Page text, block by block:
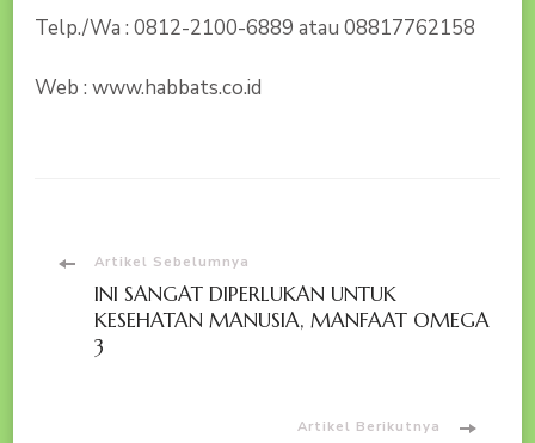
Telp./Wa : 0812-2100-6889 atau 08817762158
Web : www.habbats.co.id
Navigasi
Artikel
Artikel Sebelumnya
INI SANGAT DIPERLUKAN UNTUK
KESEHATAN MANUSIA, MANFAAT OMEGA
3
Artikel Berikutnya